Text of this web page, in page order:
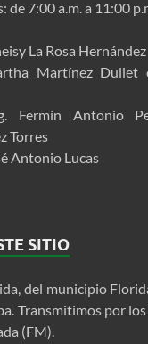
de 7:00 a.m. a 11:00
La Rosa Hernández
Martínez Duliet
Fermín Antonio
Torres
Antonio Lucas
SITIO
del municipio
Transmitimos por
(FM).